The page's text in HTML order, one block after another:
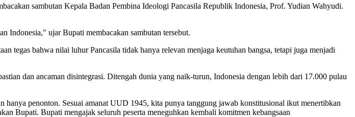
sambutan Kepala Badan Pembina Ideologi Pancasila Republik Indonesia, Prof. Yudian Wahyudi.
Indonesia," ujar Bupati membacakan sambutan tersebut.
tegas bahwa nilai luhur Pancasila tidak hanya relevan menjaga keutuhan bangsa, tetapi juga menjadi
dan ancaman disintegrasi. Ditengah dunia yang naik-turun, Indonesia dengan lebih dari 17.000 pulau
penonton. Sesuai amanat UUD 1945, kita punya tanggung jawab konstitusional ikut menertibkan
Bupati. Bupati mengajak seluruh peserta meneguhkan kembali komitmen kebangsaan